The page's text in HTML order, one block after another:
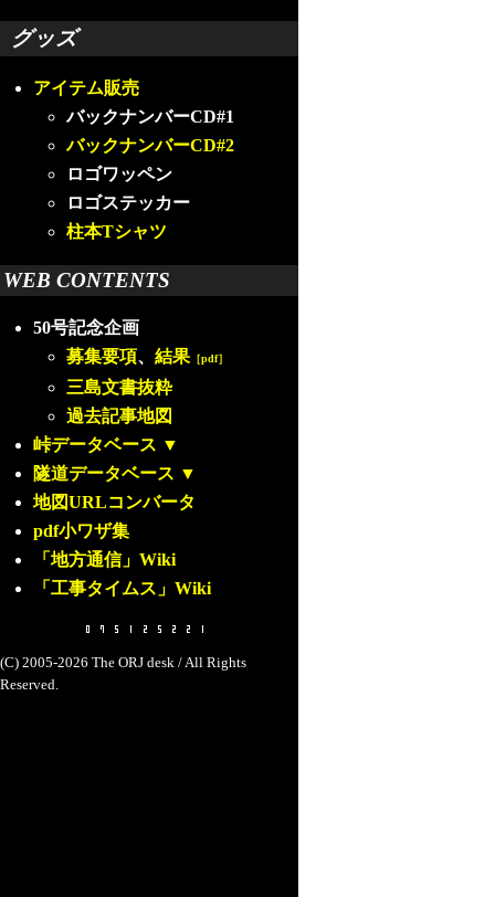
グッズ
アイテム販売
バックナンバーCD#1
バックナンバーCD#2
ロゴワッペン
ロゴステッカー
柱本Tシャツ
WEB CONTENTS
50号記念企画
募集要項、 結果 ［pdf］
三島文書抜粋
過去記事地図
峠データベース ▼
隧道データベース ▼
地図URLコンバータ
pdf小ワザ集
「地方通信」Wiki
「工事タイムス」Wiki
(C) 2005-2026 The ORJ desk / All Rights
Reserved.